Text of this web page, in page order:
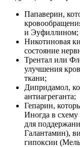
Папаверин,
и Эуфиллином;
Никотиновая
состояние
Трентал или
улучшения
ткани;
Дипридамол,
антиагреганта;
Гепарин,
Иногда в
для
Галантамин),
гипоксии